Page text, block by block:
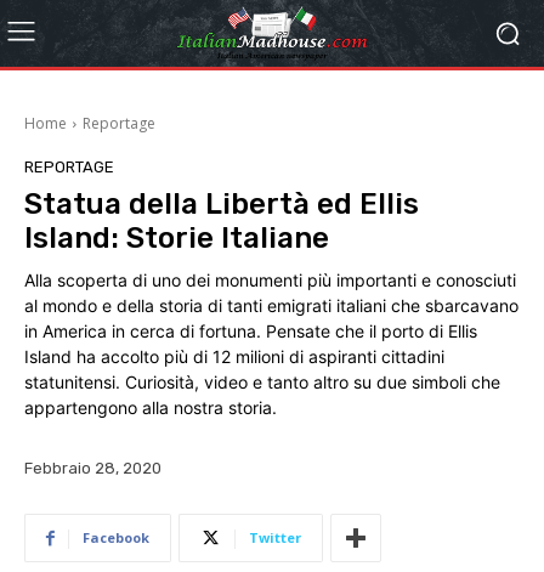
Home Reportage
REPORTAGE
Statua della Libertà ed Ellis
Island: Storie Italiane
Alla scoperta di uno dei monumenti più importanti e conosciuti
al mondo e della storia di tanti emigrati italiani che sbarcavano
in America in cerca di fortuna. Pensate che il porto di Ellis
Island ha accolto più di 12 milioni di aspiranti cittadini
statunitensi. Curiosità, video e tanto altro su due simboli che
appartengono alla nostra storia.
Febbraio 28, 2020
Facebook Twitter